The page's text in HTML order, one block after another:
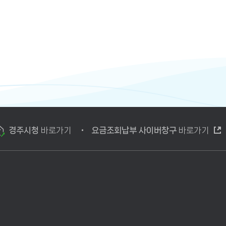
경주시청 바로가기 요금조회납부 사이버창구 바로가기